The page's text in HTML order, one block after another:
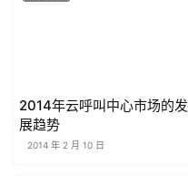
2014年云呼叫中心市场的发
展趋势
2014 年 2 月 10 日